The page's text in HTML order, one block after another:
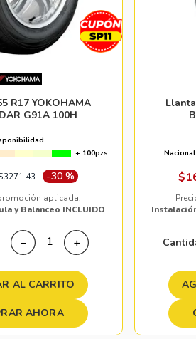
R17 YOKOHAMA
G91A 100H
+ 100pzs
3271.43 -30 %
aplicada,
y Balanceo INCLUIDO
＋
－
AL CARRITO
AHORA
Nacional
$